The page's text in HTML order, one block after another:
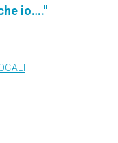
io…."